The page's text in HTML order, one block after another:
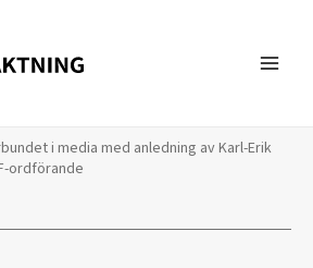
i media med anledning av Karl-Erik
ordförande